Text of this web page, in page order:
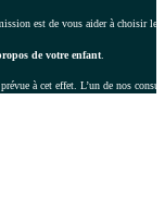
est de vous aider à choisir
de votre enfant
à cet effet. L’un de nos